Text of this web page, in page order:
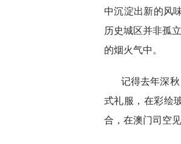
中沉淀出新的风
历史城区并非孤
的烟火气中。
记得去年深
式礼服，在彩绘
合，在澳门司空